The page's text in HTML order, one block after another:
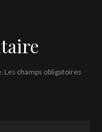
Les champs obligatoires